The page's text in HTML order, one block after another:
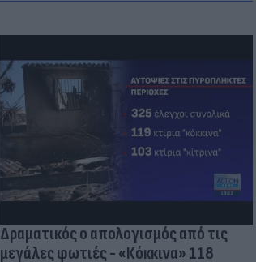
Δραματικός ο απολογισμός από τις
μεγάλες φωτιές - «Κόκκινα» 118